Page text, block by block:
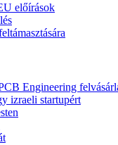
előírások
Engineering
izraeli startupért